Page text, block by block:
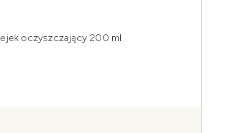
oczyszczający 200 ml